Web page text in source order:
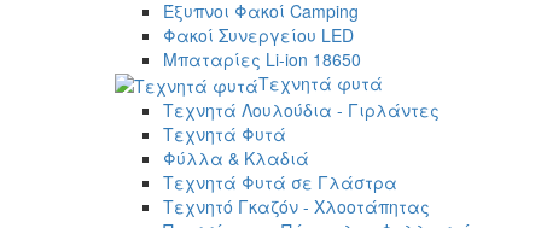
Έξυπνοι Φακοί Camping
Φακοί Συνεργείου LED
Μπαταρίες Li-ion 18650
Τεχνητά φυτά
Τεχνητά Λουλούδια - Γιρλάντες
Τεχνητά Φυτά
Φύλλα & Κλαδιά
Τεχνητά Φυτά σε Γλάστρα
Τεχνητό Γκαζόν - Χλοοτάπητας